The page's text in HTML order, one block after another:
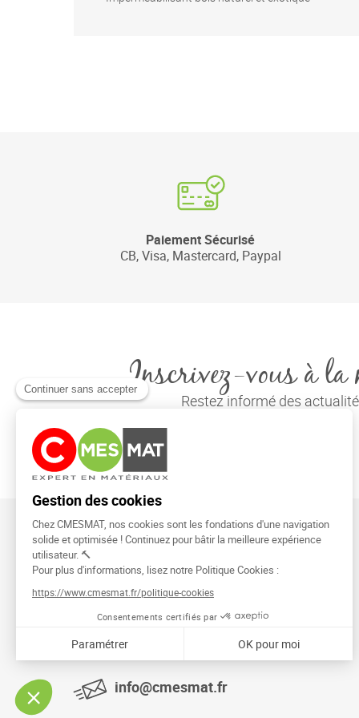
Paiement Sécurisé
CB, Visa, Mastercard, Paypal
Inscrivez-vous à la
Restez informé des
CMESMAT
91026 EVRY COURCOURONNES
info@cmesmat.fr